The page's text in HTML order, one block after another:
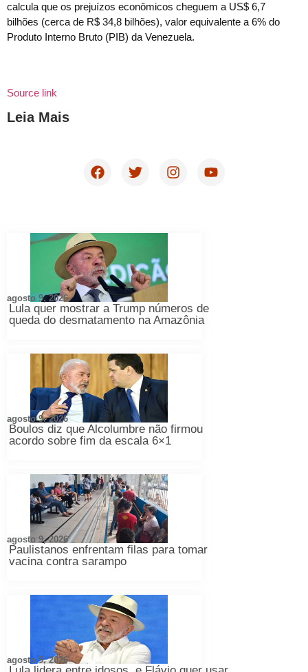
calcula que os prejuízos econômicos cheguem a US$ 6,7
bilhões (cerca de R$ 34,8 bilhões), valor equivalente a 6% do
Produto Interno Bruto (PIB) da Venezuela.
Source link
Leia Mais
Lula quer mostrar a Trump números de
queda do desmatamento na Amazônia
agosto 9, 2026
Boulos diz que Alcolumbre não firmou
acordo sobre fim da escala 6×1
agosto 9, 2026
Paulistanos enfrentam filas para tomar
vacina contra sarampo
agosto 9, 2026
agosto 9, 2026